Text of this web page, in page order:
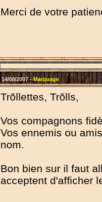
Merci de votre
14/08/2007 -Marquage
Trõllettes, Trõlls,
Vos compagnons
Vos ennemis ou
nom.
Bon bien sur il faut
acceptent d'afficher